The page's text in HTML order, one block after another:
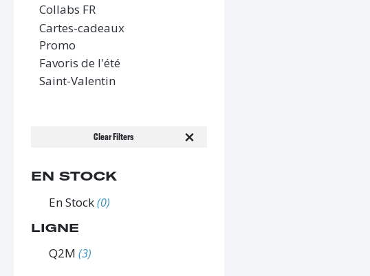
Collabs FR
Cartes-cadeaux
Promo
Favoris de l'été
Saint-Valentin
Clear Filters
EN STOCK
En Stock (0)
LIGNE
Q2M (3)